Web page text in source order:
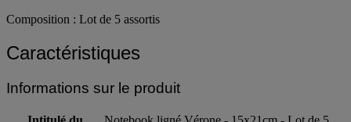
Composition : Lot de 5 assortis
Caractéristiques
Informations sur le produit